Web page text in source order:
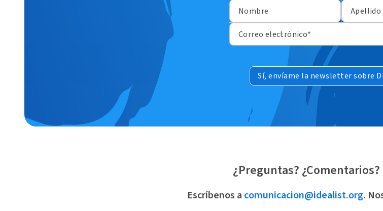
Nombre Apellido
Correo electrónico*
Sí, envíame la newsletter sobre
¿Preguntas?
Escríbenos a comunicacion@idealist.org.